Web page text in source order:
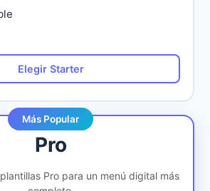
Elegir Starter
Más Popular
Pro
Pro para un menú digital más